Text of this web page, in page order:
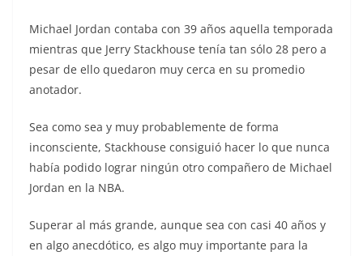
Michael Jordan contaba con 39 años aquella temporada
mientras que Jerry Stackhouse tenía tan sólo 28 pero a
pesar de ello quedaron muy cerca en su promedio
anotador.
Sea como sea y muy probablemente de forma
inconsciente, Stackhouse consiguió hacer lo que nunca
había podido lograr ningún otro compañero de Michael
Jordan en la NBA.
Superar al más grande, aunque sea con casi 40 años y
en algo anecdótico, es algo muy importante para la